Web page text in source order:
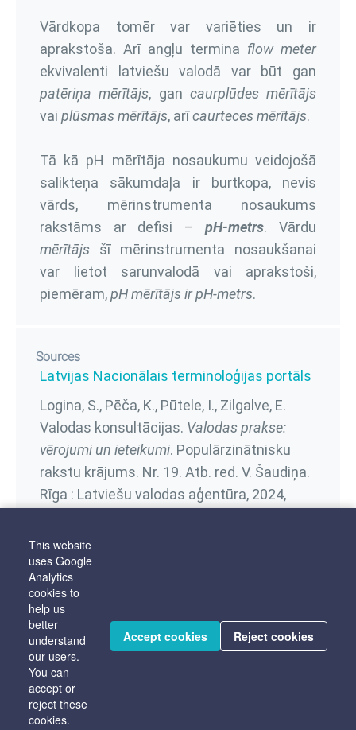
Vārdkopa tomēr var variēties un ir
aprakstoša. Arī angļu termina flow meter
ekvivalenti latviešu valodā var būt gan
patēriņa mērītājs, gan caurplūdes mērītājs
vai plūsmas mērītājs, arīcaurteces mērītājs.
Tā kā pH mērītāja nosaukumu veidojošā
salikteņa sākumdaļa ir burtkopa, nevis
vārds, mērinstrumenta nosaukums
rakstāms ar defisi –pH-metrs. Vārdu
mērītājs šī mērinstrumenta nosaukšanai
var lietot sarunvalodā vai aprakstoši,
piemēram,pH mērītājs ir pH-metrs.
Sources
Latvijas Nacionālais terminoloģijas portāls
Logina, S., Pēča, K., Pūtele, I., Zilgalve, E.
Valodas konsultācijas. Valodas prakse:
vērojumi un ieteikumi. Populārzinātnisku
rakstu krājums. Nr. 19. Atb. red. V. Šaudiņa.
Rīga : Latviešu valodas aģentūra, 2024,
Linguistic sectors
Termini
This website
uses Google
Analytics
cookies to
help us
better
understand
our users.
You can
accept or
reject these
cookies.
Accept cookies Reject cookies